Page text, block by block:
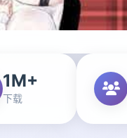
1M+
下载